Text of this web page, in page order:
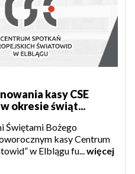
kasy CSE
okresie świąt...
Świętami Bożego
kasy Centrum
w Elblągu fu...więcej